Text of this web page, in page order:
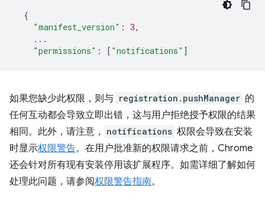
{
"manifest_version" : 3,
...
"permissions" : [ "notifications" ]
如果您缺少此权限，则与 registration.pushManager 的
任何互动都会导致立即出错，这与用户拒绝授予权限的结果
相同。此外，请注意，
notifications 权限会导致在安装
时显示权限警告。在用户批准新的权限请求之前，Chrome
还会针对所有现有安装停用该扩展程序。如需详细了解如何
处理此问题，请参阅权限警告指南。